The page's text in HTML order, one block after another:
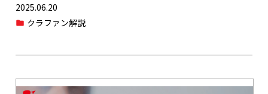
2025.06.20
クラファン解説